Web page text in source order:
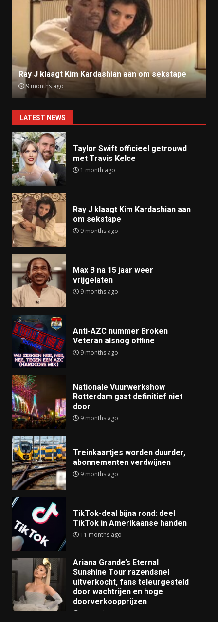
Ray J klaagt Kim Kardashian aan om sekstape
9 months ago
LATEST NEWS
Taylor Swift officieel getrouwd
met Travis Kelce
1 month ago
Ray J klaagt Kim Kardashian aan
om sekstape
9 months ago
Max B na 15 jaar weer
vrijgelaten
9 months ago
Anti-AZC nummer Broken
Veteran alsnog offline
9 months ago
Nationale Vuurwerkshow
Rotterdam gaat definitief niet
door
9 months ago
Treinkaartjes worden duurder,
abonnementen verdwijnen
9 months ago
TikTok-deal bijna rond: deel
TikTok in Amerikaanse handen
11 months ago
Ariana Grande’s Eternal
Sunshine Tour razendsnel
uitverkocht, fans teleurgesteld
door wachtrijen en hoge
doorverkoopprijzen
11 months ago